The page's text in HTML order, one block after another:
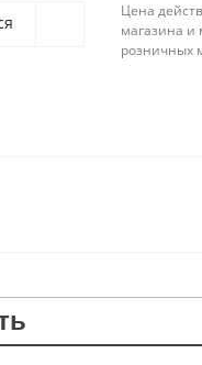
Цена
магазина и
розничных